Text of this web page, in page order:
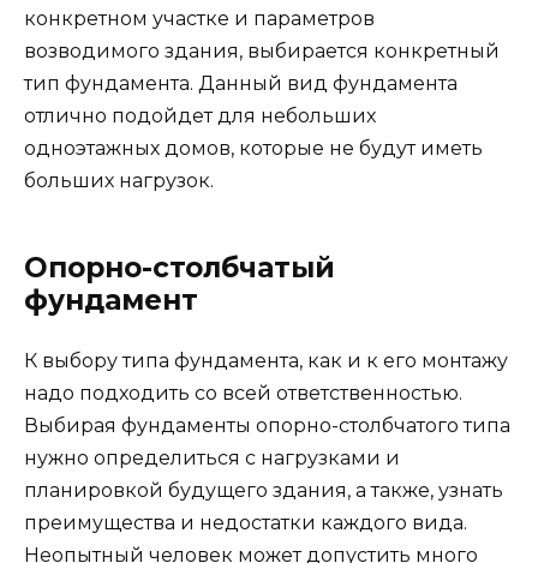
конкретном участке и параметров
возводимого здания, выбирается конкретный
тип фундамента. Данный вид фундамента
отлично подойдет для небольших
одноэтажных домов, которые не будут иметь
больших нагрузок.
Опорно-столбчатый
фундамент
К выбору типа фундамента, как и к его монтажу
надо подходить со всей ответственностью.
Выбирая фундаменты опорно-столбчатого типа
нужно определиться с нагрузками и
планировкой будущего здания, а также, узнать
преимущества и недостатки каждого вида.
Неопытный человек может допустить много